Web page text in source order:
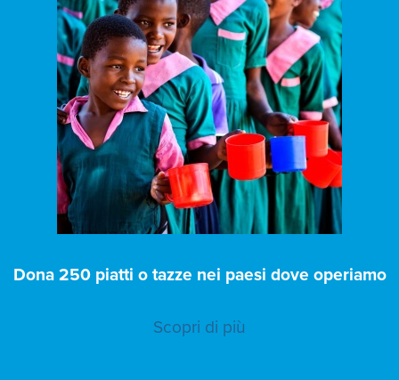
Dona 250 piatti o tazze nei paesi dove operiamo
Scopri di più